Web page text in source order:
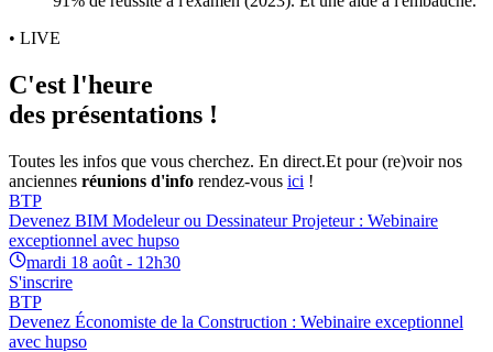
• LIVE
C'est l'heure
des présentations !
Toutes les infos que vous cherchez. En direct.Et pour (re)voir nos
anciennes réunions d'info rendez-vous ici !
BTP
Devenez BIM Modeleur ou Dessinateur Projeteur : Webinaire
exceptionnel avec hupso
mardi 18 août - 12h30
S'inscrire
BTP
Devenez Économiste de la Construction : Webinaire exceptionnel
avec hupso